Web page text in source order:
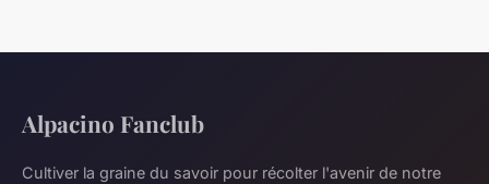
Alpacino Fanclub
Cultiver la graine du savoir pour récolter l'avenir de notre